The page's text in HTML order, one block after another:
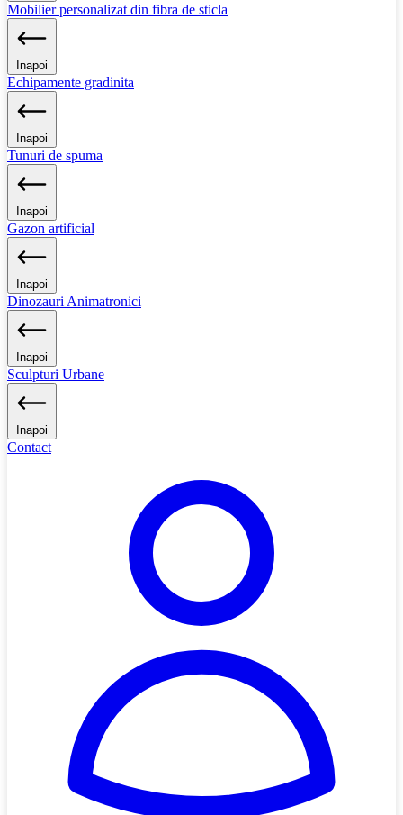
Mobilier personalizat din fibra de sticla
Inapoi
Echipamente gradinita
Inapoi
Tunuri de spuma
Inapoi
Gazon artificial
Inapoi
Dinozauri Animatronici
Inapoi
Sculpturi Urbane
Inapoi
Contact